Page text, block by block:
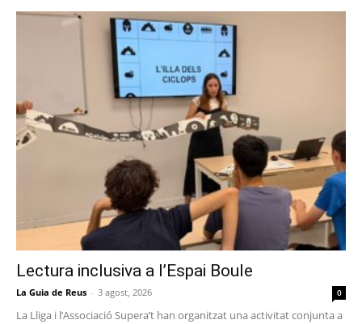
Lectura inclusiva a l’Espai Boule
La Guia de Reus - 3 agost, 2026 0
La Lliga i l’Associació Supera’t han organitzat una activitat conjunta a